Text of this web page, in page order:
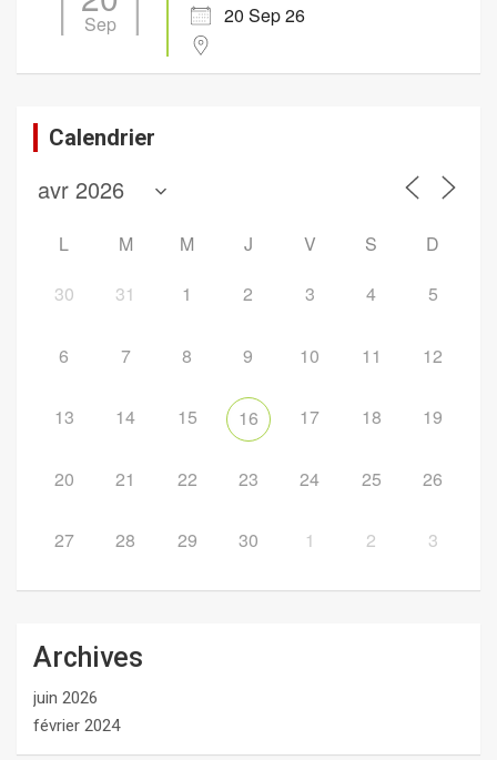
Sep
20 Sep 26
Calendrier
L M M J V S
D
30
31 1 2 3 4 5
6 7 8 9 10 11 12
13 14 15 16 17 18 19
20 21 22 23 24 25 26
27 28 29 30 1 2 3
Archives
juin 2026
février 2024